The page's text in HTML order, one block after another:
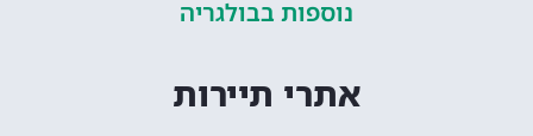
נוספות בבולגריה
אתרי תיירות